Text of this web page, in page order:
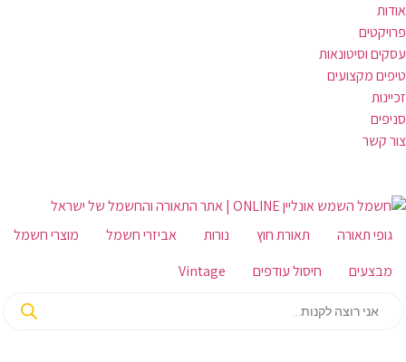
אודות
פרויקטים
עסקים וסיטונאות
טיפים מקצועים
זכיינות
סניפים
צור קשר
גופי תאורה תאורת חוץ נורות אביזרי חשמל
מוצרי חשמל
מבצעים
חיסול עודפים Vintage